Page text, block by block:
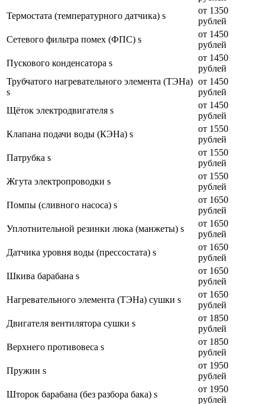
Термостата (температурного датчика) s
от 1350
рублей
Сетевого фильтра помех (ФПС) s
от 1450
рублей
Пускового конденсатора s
от 1450
рублей
Трубчатого нагревательного элемента (ТЭНа)
s
от 1450
рублей
Щёток электродвигателя s
от 1450
рублей
Клапана подачи воды (КЭНа) s
от 1550
рублей
Патрубка s
от 1550
рублей
Жгута электропроводки s
от 1550
рублей
Помпы (сливного насоса) s
от 1650
рублей
Уплотнительной резинки люка (манжеты) s
от 1650
рублей
Датчика уровня воды (прессостата) s
от 1650
рублей
Шкива барабана s
от 1650
рублей
Нагревательного элемента (ТЭНа) сушки s
от 1650
рублей
Двигателя вентилятора сушки s
от 1850
рублей
Верхнего противовеса s
от 1850
рублей
Пружин s
от 1950
рублей
Шторок барабана (без разбора бака) s
от 1950
рублей